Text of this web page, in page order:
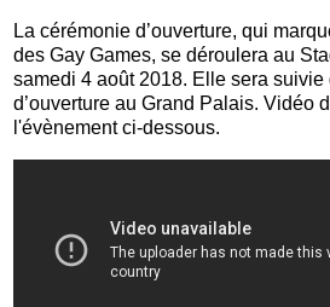
La cérémonie d’ouverture, qui
des Gay Games, se déroulera au
samedi 4 août 2018. Elle sera suivie
d’ouverture au Grand Palais. Vidéo
l'évènement ci-dessous.